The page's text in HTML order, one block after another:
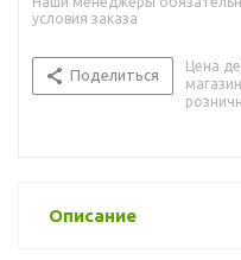
условия заказа
Поделиться
Цена
Описание